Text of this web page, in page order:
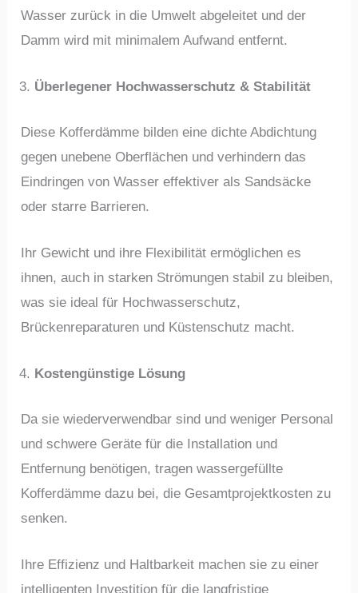
Wasser zurück in die Umwelt abgeleitet und der
Damm wird mit minimalem Aufwand entfernt.
Überlegener Hochwasserschutz & Stabilität
Diese Kofferdämme bilden eine dichte Abdichtung
gegen unebene Oberflächen und verhindern das
Eindringen von Wasser effektiver als Sandsäcke
oder starre Barrieren.
Ihr Gewicht und ihre Flexibilität ermöglichen es
ihnen, auch in starken Strömungen stabil zu bleiben,
was sie ideal für Hochwasserschutz,
Brückenreparaturen und Küstenschutz macht.
Kostengünstige Lösung
Da sie wiederverwendbar sind und weniger Personal
und schwere Geräte für die Installation und
Entfernung benötigen, tragen wassergefüllte
Kofferdämme dazu bei, die Gesamtprojektkosten zu
senken.
Ihre Effizienz und Haltbarkeit machen sie zu einer
intelligenten Investition für die langfristige